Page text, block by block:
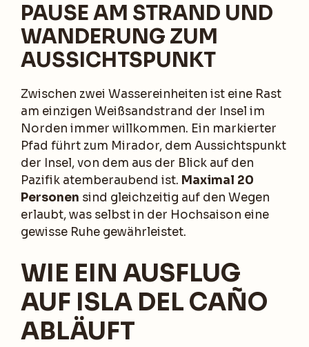
PAUSE AM STRAND UND
WANDERUNG ZUM
AUSSICHTSPUNKT
Zwischen zwei Wassereinheiten ist eine Rast
am einzigen Weißsandstrand der Insel im
Norden immer willkommen. Ein markierter
Pfad führt zum Mirador, dem Aussichtspunkt
der Insel, von dem aus der Blick auf den
Pazifik atemberaubend ist. Maximal 20
Personen sind gleichzeitig auf den Wegen
erlaubt, was selbst in der Hochsaison eine
gewisse Ruhe gewährleistet.
WIE EIN AUSFLUG
AUF ISLA DEL CAÑO
ABLÄUFT